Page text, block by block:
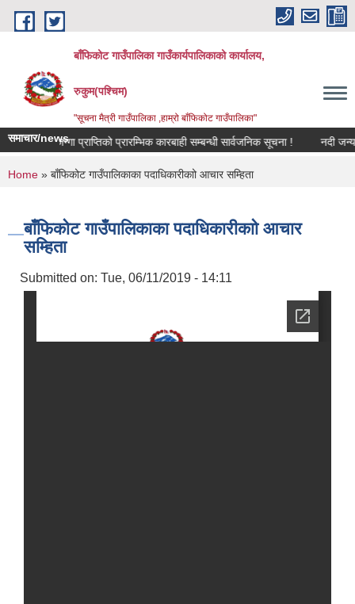
Skip to main content
बाँफिकोट गाउँपालिका गाउँकार्यपालिकाको कार्यालय,
रुकुम(पश्चिम)
"सूचना मैत्री गाउँपालिका ,हाम्रो बाँफिकोट गाउँपालिका"
समाचार/news
जग्गा प्राप्तिको प्रारम्भिक कारबाही सम्बन्धी सार्वजनिक सूचना ! नदी जन्य
You are here
Home » बाँफिकोट गाउँपालिकाका पदाधिकारीकाो आचार सम्हिता
बाँफिकोट गाउँपालिकाका पदाधिकारीकाो आचार
सम्हिता
Submitted on: Tue, 06/11/2019 - 14:11